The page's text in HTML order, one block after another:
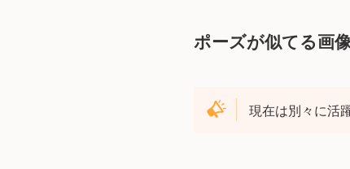
ポーズが似てる画
現在は別々に活